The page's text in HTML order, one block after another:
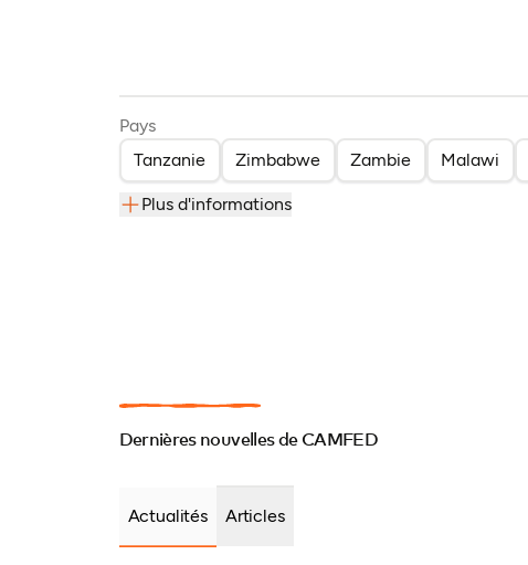
Pays
Tanzanie
Zimbabwe Zambie Malawi
Plus d'informations
Dernières nouvelles de CAMFED
Actualités Articles